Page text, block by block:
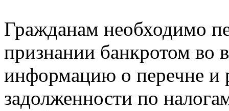
Гражданам необходимо
признании банкротом во
информацию о перечне и
задолженности по